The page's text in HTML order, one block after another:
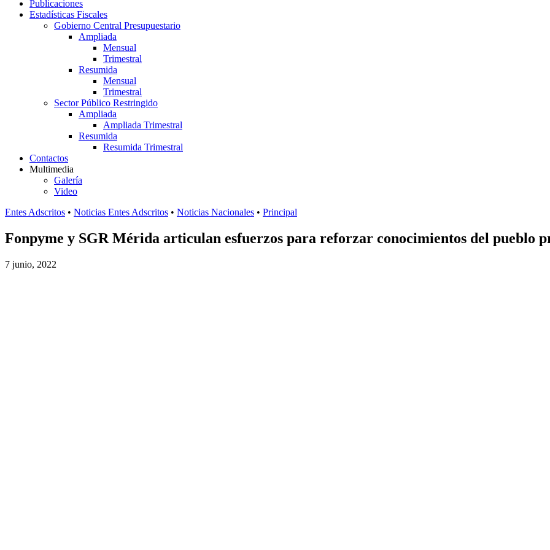
Publicaciones
Estadísticas Fiscales
Gobierno Central Presupuestario
Ampliada
Mensual
Trimestral
Resumida
Mensual
Trimestral
Sector Público Restringido
Ampliada
Ampliada Trimestral
Resumida
Resumida Trimestral
Contactos
Multimedia
Galería
Video
Entes Adscritos • Noticias Entes Adscritos • Noticias Nacionales • Principal
Fonpyme y SGR Mérida articulan esfuerzos para reforzar conocimientos del pueblo
7 junio, 2022